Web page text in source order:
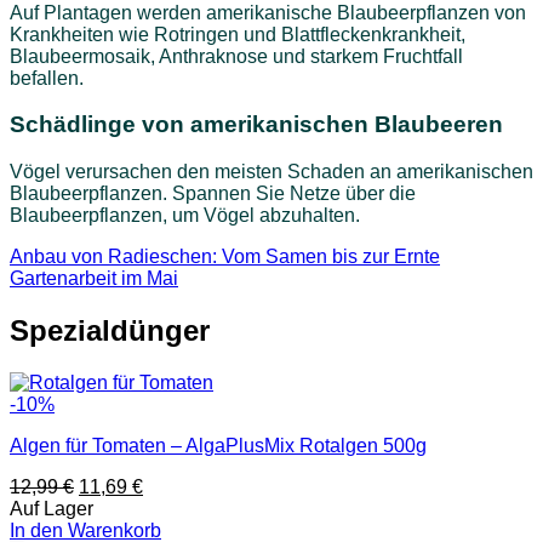
Auf Plantagen werden amerikanische Blaubeerpflanzen von
Krankheiten wie Rotringen und Blattfleckenkrankheit,
Blaubeermosaik, Anthraknose und starkem Fruchtfall
befallen.
Schädlinge von amerikanischen Blaubeeren
Vögel verursachen den meisten Schaden an amerikanischen
Blaubeerpflanzen. Spannen Sie Netze über die
Blaubeerpflanzen, um Vögel abzuhalten.
Anbau von Radieschen: Vom Samen bis zur Ernte
Gartenarbeit im Mai
Spezialdünger
-10%
Algen für Tomaten – AlgaPlusMix Rotalgen 500g
12,99€ 11,69 €
Auf Lager
In den Warenkorb